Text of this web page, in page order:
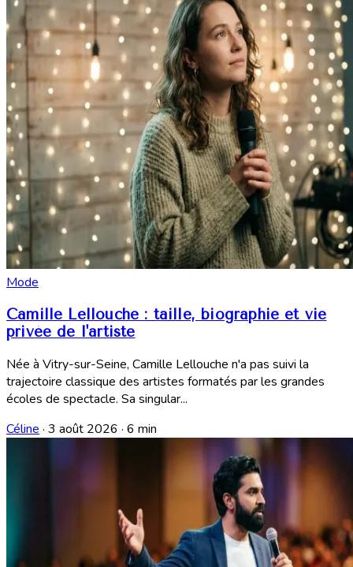
Mode
Camille Lellouche : taille, biographie et vie
privée de l'artiste
Née à Vitry-sur-Seine, Camille Lellouche n'a pas suivi la
trajectoire classique des artistes formatés par les grandes
écoles de spectacle. Sa singular...
Céline · 3 août 2026 · 6 min